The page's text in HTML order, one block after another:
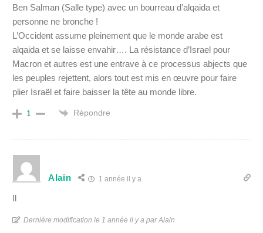
Ben Salman (Salle type) avec un bourreau d’alqaida et
personne ne bronche !
L’Occident assume pleinement que le monde arabe est
alqaida et se laisse envahir…. La résistance d’Israel pour
Macron et autres est une entrave à ce processus abjects que
les peuples rejettent, alors tout est mis en œuvre pour faire
plier Israël et faire baisser la tête au monde libre.
1 Répondre
Alain 1 année il y a
Il
Dernière modification le 1 année il y a par Alain